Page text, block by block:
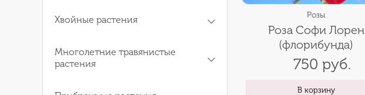
Хвойные растения
Многолетние травянистые
растения
Розы
Роза Софи Лорен
(флорибунда)
750 руб.
В корзину